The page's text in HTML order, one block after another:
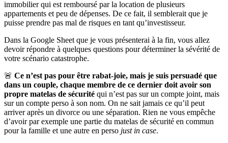
immobilier qui est remboursé par la location de plusieurs
appartements et peu de dépenses. De ce fait, il semblerait que je
puisse prendre pas mal de risques en tant qu’investisseur.
Dans la Google Sheet que je vous présenterai à la fin, vous allez
devoir répondre à quelques questions pour déterminer la sévérité de
votre scénario catastrophe.
🚨 Ce n’est pas pour être rabat-joie, mais je suis persuadé que
dans un couple, chaque membre de ce dernier doit avoir son
propre matelas de sécurité qui n’est pas sur un compte joint, mais
sur un compte perso à son nom. On ne sait jamais ce qu’il peut
arriver après un divorce ou une séparation. Rien ne vous empêche
d’avoir par exemple une partie du matelas de sécurité en commun
pour la famille et une autre en perso just in case.